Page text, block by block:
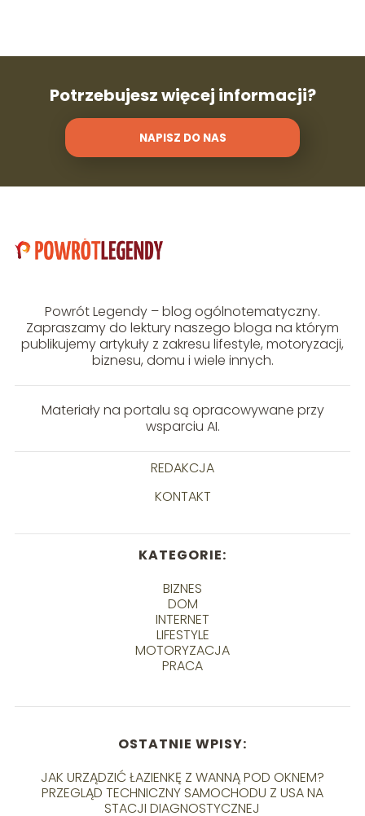
Potrzebujesz więcej informacji?
NAPISZ DO NAS
Powrót Legendy – blog ogólnotematyczny.
Zapraszamy do lektury naszego bloga na którym
publikujemy artykuły z zakresu lifestyle, motoryzacji,
biznesu, domu i wiele innych.
Materiały na portalu są opracowywane przy
wsparciu AI.
REDAKCJA
KONTAKT
KATEGORIE:
BIZNES
DOM
INTERNET
LIFESTYLE
MOTORYZACJA
PRACA
OSTATNIE WPISY:
JAK URZĄDZIĆ ŁAZIENKĘ Z WANNĄ POD OKNEM?
PRZEGLĄD TECHNICZNY SAMOCHODU Z USA NA
STACJI DIAGNOSTYCZNEJ